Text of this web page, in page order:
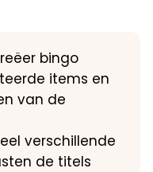
bingo
items en
van de
verschillende
de titels